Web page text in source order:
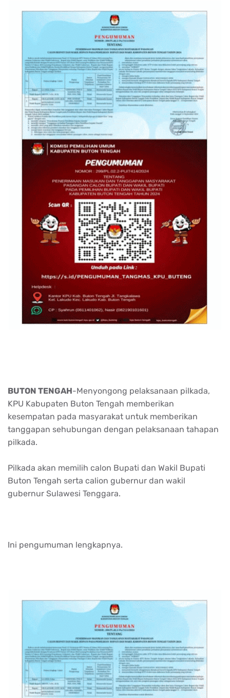
BUTON TENGAH-Menyongong pelaksanaan pilkada,
KPU Kabupaten Buton Tengah memberikan
kesempatan pada masyarakat untuk memberikan
tanggapan sehubungan dengan pelaksanaan tahapan
pilkada.
Pilkada akan memilih calon Bupati dan Wakil Bupati
Buton Tengah serta calion gubernur dan wakil
gubernur Sulawesi Tenggara.
Ini pengumuman lengkapnya.